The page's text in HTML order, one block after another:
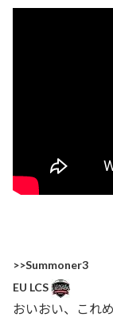
>>Summoner3
EU LCS
おいおい、これ